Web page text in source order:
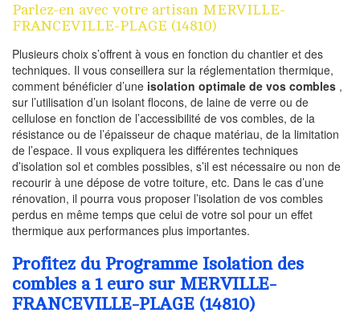
Parlez-en avec votre artisan MERVILLE-
FRANCEVILLE-PLAGE (14810)
Plusieurs choix s’offrent à vous en fonction du chantier et des
techniques. Il vous conseillera sur la réglementation thermique,
comment bénéficier d’une isolation optimale de vos combles ,
sur l’utilisation d’un isolant flocons, de laine de verre ou de
cellulose en fonction de l’accessibilité de vos combles, de la
résistance ou de l’épaisseur de chaque matériau, de la limitation
de l’espace. Il vous expliquera les différentes techniques
d’isolation sol et combles possibles, s’il est nécessaire ou non de
recourir à une dépose de votre toiture, etc. Dans le cas d’une
rénovation, il pourra vous proposer l’isolation de vos combles
perdus en même temps que celui de votre sol pour un effet
thermique aux performances plus importantes.
Profitez du Programme Isolation des
combles a 1 euro sur MERVILLE-
FRANCEVILLE-PLAGE (14810)